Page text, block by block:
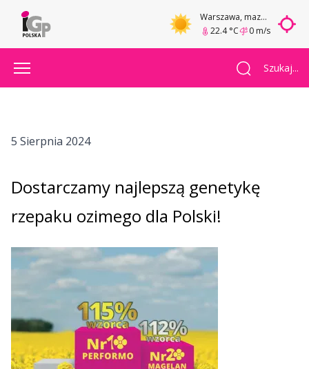
Warszawa, mazowieckie
22.4 °C
0 m/s
Szukaj...
5 Sierpnia 2024
Dostarczamy najlepszą genetykę
rzepaku ozimego dla Polski!